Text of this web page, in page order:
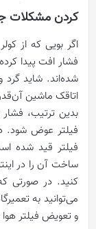
کردن مشکلات
اگر بویی که از
فشار افت پیدا
شده‌اند. شاید
اتاقک ماشین
بدین ترتیب،
فیلتر عوض شود.
فیلتر قید شده
ساخت آن را در
کنید. در صورتی
می‌توانید به
و تعویض فیلتر